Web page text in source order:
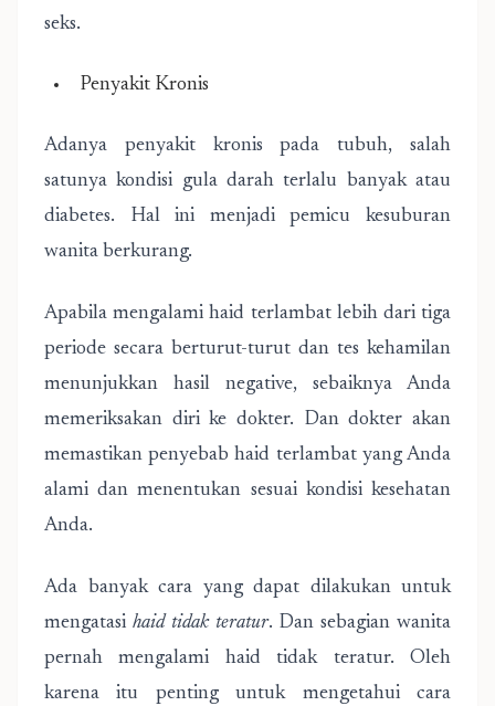
seks.
Penyakit Kronis
Adanya penyakit kronis pada tubuh, salah
satunya kondisi gula darah terlalu banyak atau
diabetes. Hal ini menjadi pemicu kesuburan
wanita berkurang.
Apabila mengalami haid terlambat lebih dari tiga
periode secara berturut-turut dan tes kehamilan
menunjukkan hasil negative, sebaiknya Anda
memeriksakan diri ke dokter. Dan dokter akan
memastikan penyebab haid terlambat yang Anda
alami dan menentukan sesuai kondisi kesehatan
Anda.
Ada banyak cara yang dapat dilakukan untuk
mengatasi haid tidak teratur. Dan sebagian wanita
pernah mengalami haid tidak teratur. Oleh
karena itu penting untuk mengetahui cara